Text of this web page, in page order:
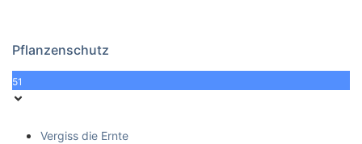
Pflanzenschutz
51
Vergiss die Ernte